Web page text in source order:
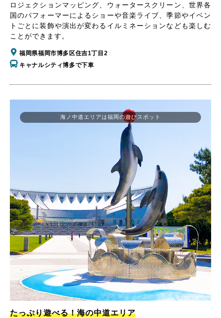
ロジェクションマッピング、ウォータースクリーン、世界各
国のパフォーマーによるショーや音楽ライブ、季節やイベン
トごとに装飾や演出が変わるイルミネーションなども楽しむ
ことができます。
福岡県福岡市博多区住吉1丁目2
キャナルシティ博多で下車
海ノ中道エリアは福岡の遊びスポット
たっぷり遊べる！海の中道エリア